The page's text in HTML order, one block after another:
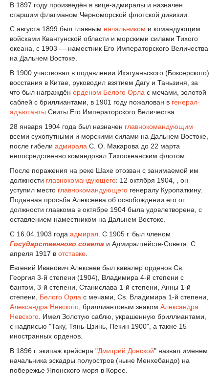
В 1897 году произведён в вице-адмиралы и назначен
старшим флагманом Черноморской флотской дивизии.
С августа 1899 был главным начальником и командующим
войсками Квантунской области и морскими силами Тихого
океана, с 1903 — наместник Его Императорского Величества
на Дальнем Востоке.
В 1900 участвовал в подавлении Ихэтуаньского (Боксерского)
восстания в Китае, руководил взятием Дагу и Таньзиня, за
что был награждён орденом Белого Орла с мечами, золотой
саблей с бриллиантами, в 1901 году пожалован в генерал-
адъютанты Свиты Его Императорского Величества.
28 января 1904 года был назначен главнокомандующим
всеми сухопутными и морскими силами на Дальнем Востоке,
после гибели адмирала С. О. Макарова до 22 марта
непосредственно командовал Тихоокеанским флотом.
После поражения на реке Шахе отозван с занимаемой им
должности главнокомандующего: 12 октября 1904, , он
уступил место главнокомандующего генералу Куропаткину.
Поданная просьба Алексеева об освобождении его от
должности главкома в октябре 1904 была удовлетворена, с
оставлением наместником на Дальнем Востоке.
С 16.04.1903 года адмирал . С 1905 г. был членом
Государственного совета и Адмиралтейств-Совета. С
апреля 1917 в отставке
Евгений Иванович Алексеев был кавалер орденов Св.
Георгия 3-й степени (1904), Владимира 4-й степени с
бантом, 3-й степени, Станислава 1-й степени, Анны 1-й
степени, Белого Орла с мечами, Св. Владимира 1-й степени,
Александра Невского, бриллиантовым знаком Александра
Невского. Имел Золотую саблю, украшенную бриллиантами,
с надписью "Таку, Тянь-Цзинь, Пекин 1900", а также 15
иностранных орденов.
В 1896 г. экипаж крейсера "Дмитрий Донской" назвал именем
начальника эскадры полуостров (ныне Менхебандо) на
побережье Японского моря в Корее.